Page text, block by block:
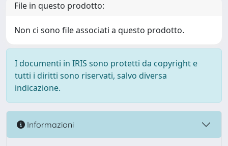
File in questo prodotto:
Non ci sono file associati a questo prodotto.
I documenti in IRIS sono protetti da copyright e
tutti i diritti sono riservati, salvo diversa
indicazione.
Informazioni